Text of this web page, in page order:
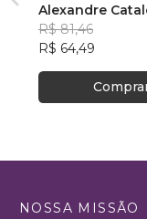
Alexandre
R$ 81,46
R$ 64,49
NOSSA MISSÃO